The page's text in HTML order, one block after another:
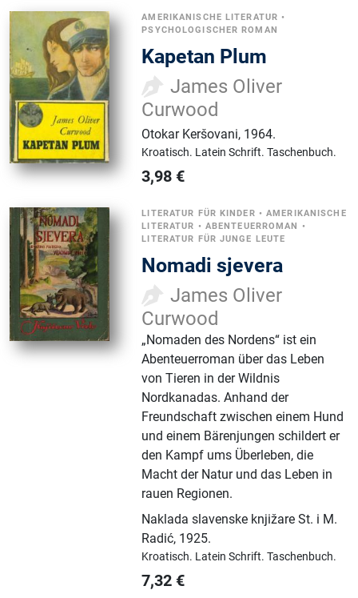
AMERIKANISCHE LITERATUR •
PSYCHOLOGISCHER ROMAN
Kapetan Plum
James Oliver
Curwood
Otokar Keršovani, 1964.
Kroatisch. Latein Schrift.Taschenbuch.
3,98 €
LITERATUR FÜR KINDER •AMERIKANISCHE
LITERATUR • ABENTEUERROMAN •
LITERATUR FÜR JUNGE LEUTE
Nomadi sjevera
James Oliver
Curwood
„Nomaden des Nordens“ ist ein
Abenteuerroman über das Leben
von Tieren in der Wildnis
Nordkanadas. Anhand der
Freundschaft zwischen einem Hund
und einem Bärenjungen schildert er
den Kampf ums Überleben, die
Macht der Natur und das Leben in
rauen Regionen.
Naklada slavenske knjižare St. i M.
Radić, 1925.
Kroatisch. Latein Schrift.Taschenbuch.
7,32 €